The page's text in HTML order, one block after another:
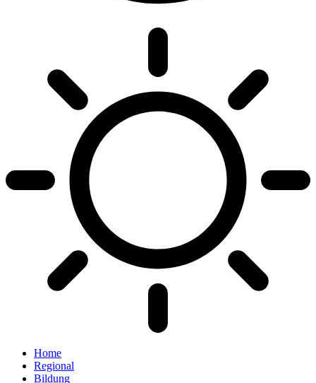
Home
Regional
Bildung